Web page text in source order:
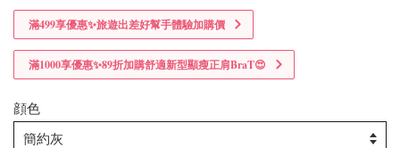
滿499享優惠✨旅遊出差好幫手體驗加購價
滿1000享優惠✨89折加購舒適新型顯瘦正肩BraT😍
顔色